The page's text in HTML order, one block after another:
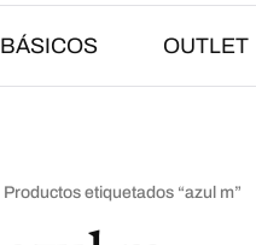
BÁSICOS OUTLET
Productos etiquetados “azul m”